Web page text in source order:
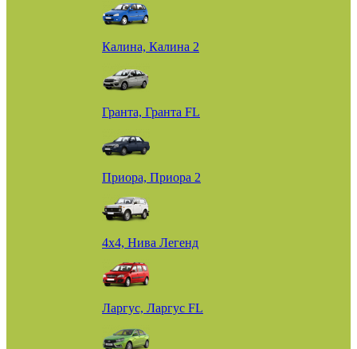
Калина, Калина 2
Гранта, Гранта FL
Приора, Приора 2
4х4, Нива Легенд
Ларгус, Ларгус FL